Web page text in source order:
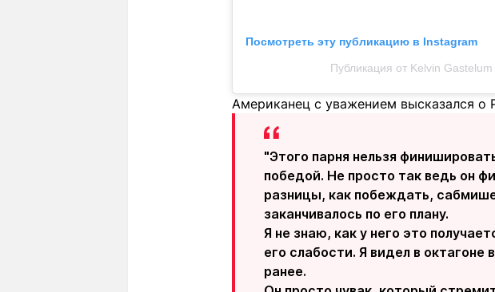
Посмотреть эту публикацию в Instagram
Публикация от Kelvin
Американец с уважением высказался о
"Этого парня нельзя
победой. Не просто так ведь он
разницы, как побеждать,
заканчивалось по его плану.
Я не знаю, как у него это
его слабости. Я видел в
ранее.